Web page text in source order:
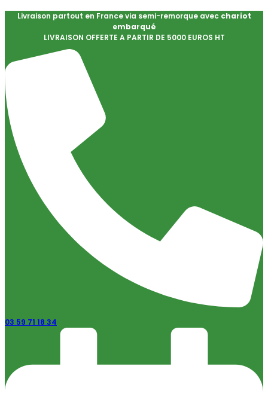
Livraison partout en France via semi-remorque avec chariot
embarqué
LIVRAISON OFFERTE A PARTIR DE 5000 EUROS HT
03 59 71 18 34